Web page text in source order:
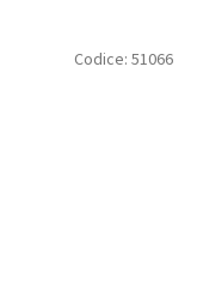
Codice: 51066